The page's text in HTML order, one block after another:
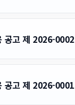
공고 제 2026-
공고 제 2026-